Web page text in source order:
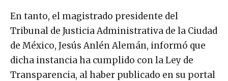
En tanto, el magistrado presidente del
Tribunal de Justicia Administrativa de la Ciudad
de México, Jesús Anlén Alemán, informó que
dicha instancia ha cumplido con la Ley de
Transparencia, al haber publicado en su portal